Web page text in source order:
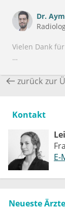
Dr.
Vielen Dank
einfach sind,
auch was
soll. Es
inflationär
ist jedoch
verschlimmern.
zurück zur
Kontakt
E-
Neueste